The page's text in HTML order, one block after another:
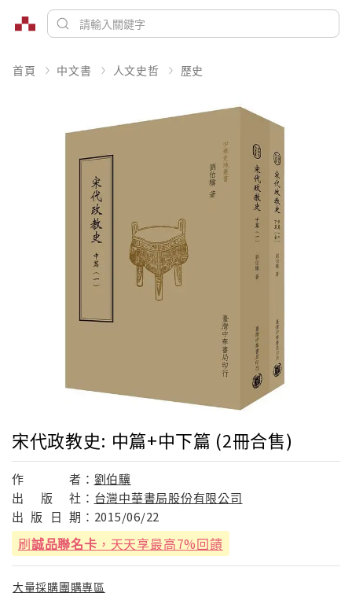
首頁 中文書 人文史哲 歷史
宋代政教史: 中篇+中下篇 (2冊合售)
作 者： 劉伯驥
出
版 社： 台灣中華書局股份有限公司
出 版 日 期： 2015/06/22
刷誠品聯名卡 ，天天享最高7%回饋
大量採購團購專區